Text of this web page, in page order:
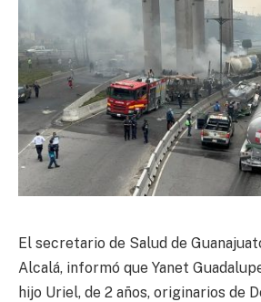
El secretario de Salud de
Alcalá, informó que Yanet
hijo Uriel, de 2 años, originarios de